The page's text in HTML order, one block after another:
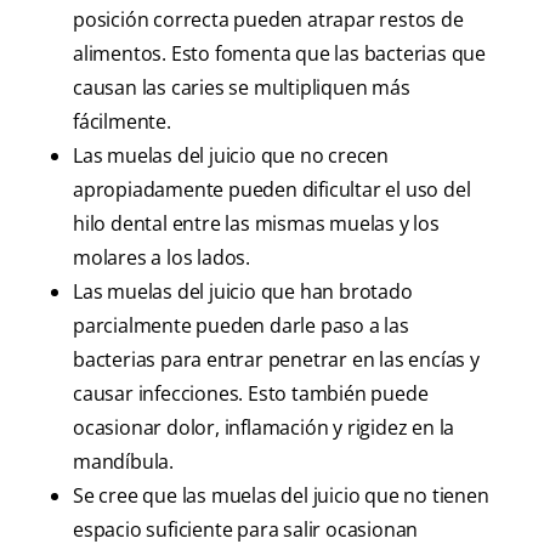
posición correcta pueden atrapar restos de
alimentos. Esto fomenta que las bacterias que
causan las caries se multipliquen más
fácilmente.
Las muelas del juicio que no crecen
apropiadamente pueden dificultar el uso del
hilo dental entre las mismas muelas y los
molares a los lados.
Las muelas del juicio que han brotado
parcialmente pueden darle paso a las
bacterias para entrar penetrar en las encías y
causar infecciones. Esto también puede
ocasionar dolor, inflamación y rigidez en la
mandíbula.
Se cree que las muelas del juicio que no tienen
espacio suficiente para salir ocasionan